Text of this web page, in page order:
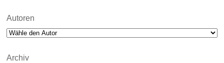
Autoren
Archiv